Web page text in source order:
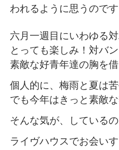
われるように思うのです
六月一週目にいわゆる
とっても楽しみ！対バ
素敵な好青年達の胸を
個人的に、梅雨と夏は苦
でも今年はきっと素敵な
そんな気が、しているの
ライヴハウスでお会い